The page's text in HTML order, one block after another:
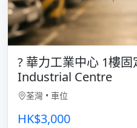
? 華力工業中心 1樓
Industrial Centre
荃灣 • 車位
HK$3,000